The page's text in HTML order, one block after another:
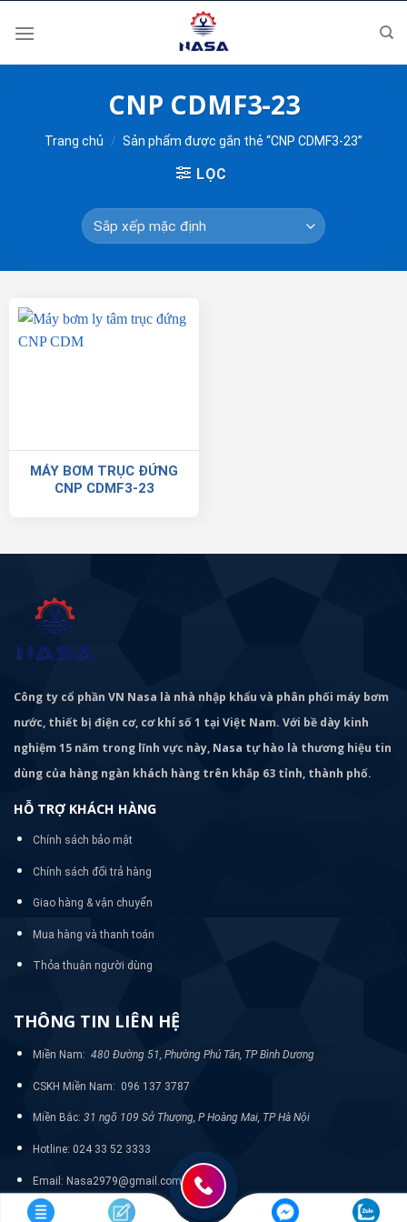
CNP CDMF3-23
Trang chủ / Sản phẩm được gắn thẻ “CNP CDMF3-23”
LỌC
MÁY BƠM TRỤC ĐỨNG
CNP CDMF3-23
Công ty cổ phần VN Nasa là nhà nhập khẩu và phân phối máy bơm
nước, thiết bị điện cơ, cơ khí số 1 tại Việt Nam. Với bề dày kinh
nghiệm 15 năm trong lĩnh vực này, Nasa tự hào là thương hiệu tin
dùng của hàng ngàn khách hàng trên khắp 63 tỉnh, thành phố.
HỖ TRỢ KHÁCH HÀNG
Chính sách bảo mật
Chính sách đổi trả hàng
Giao hàng & vận chuyển
Mua hàng và thanh toán
Thỏa thuận người dùng
THÔNG TIN LIÊN HỆ
Miền Nam: 480 Đường 51, Phường Phú Tân, TP Bình Dương
CSKH Miền Nam: 096 137 3787
Miền Bắc: 31 ngõ 109 Sở Thượng, P Hoàng Mai, TP Hà Nội
Hotline: 024 33 52 3333
Email: Nasa2979@gmail.com